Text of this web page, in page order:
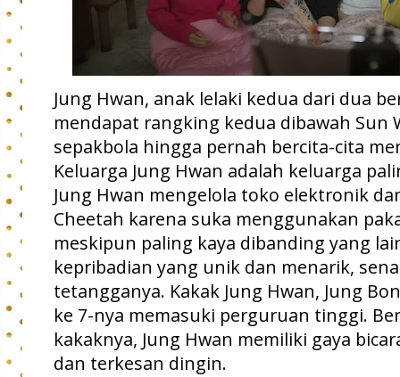
Jung Hwan, anak lelaki kedua dari dua
mendapat rangking kedua dibawah Sun
sepakbola hingga pernah bercita-cita
Keluarga Jung Hwan adalah keluarga
Jung Hwan mengelola toko elektronik
Cheetah karena suka menggunakan
meskipun paling kaya dibanding yang
kepribadian yang unik dan menarik,
tetangganya. Kakak Jung Hwan, Jung
ke 7-nya memasuki perguruan tinggi.
kakaknya, Jung Hwan memiliki gaya
dan terkesan dingin.